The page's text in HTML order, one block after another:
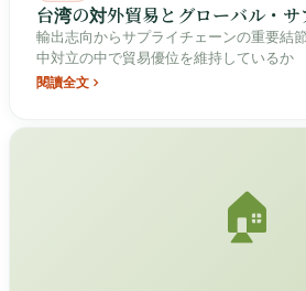
台湾の対外貿易とグローバル・
輸出志向からサプライチェーンの重要結
中対立の中で貿易優位を維持しているか
閱讀全文
🏠